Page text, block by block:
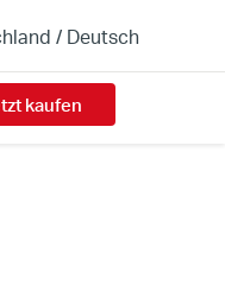
/ Deutsch
kaufen